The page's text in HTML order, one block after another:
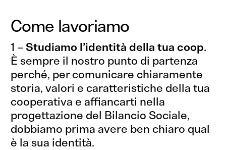
Come lavoriamo
1 –Studiamo l’identità della tua coop.
È sempre il nostro punto di partenza
perché, per comunicare chiaramente
storia, valori e caratteristiche della tua
cooperativa e affiancarti nella
progettazione del Bilancio Sociale,
dobbiamo prima avere ben chiaro qual
è la sua identità.